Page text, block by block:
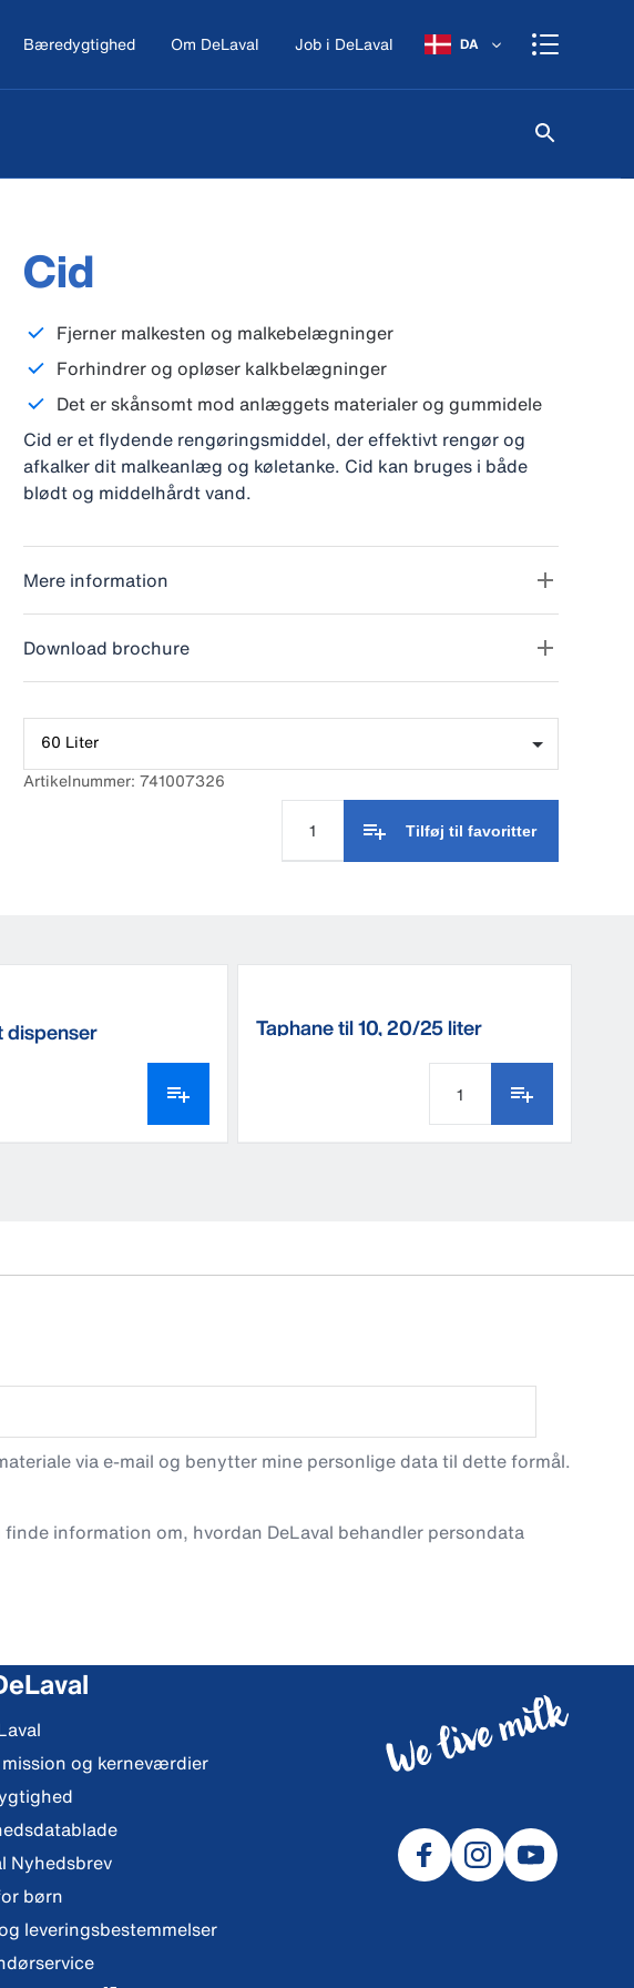
Bæredygtighed Om DeLaval Job i DeLaval DA
Cid
Fjerner malkesten og malkebelægninger
Forhindrer og opløser kalkbelægninger
Det er skånsomt mod anlæggets materialer og gummidele
Cid er et flydende rengøringsmiddel, der effektivt rengør og
afkalker dit malkeanlæg og køletanke. Cid kan bruges i både
blødt og middelhårdt vand.
Mere information
Download brochure
60 Liter
Artikelnummer: 741007326
Tilføj til favoritter
dispenser Taphane til 10, 20/25 liter
via e-mail og benytter mine personlige data til dette formål.
finde information om, hvordan DeLaval behandler persondata
og kerneværdier
Nyhedsbrev
børn
leveringsbestemmelser